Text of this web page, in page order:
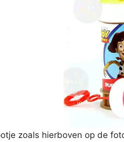
zoals hierboven op de